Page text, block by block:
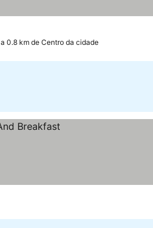
a 0.8 km de Centro da cidade